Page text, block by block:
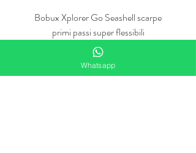
Bobux Xplorer Go Seashell scarpe
primi passi super flessibili
Krabbelnschuhe
Whatsapp